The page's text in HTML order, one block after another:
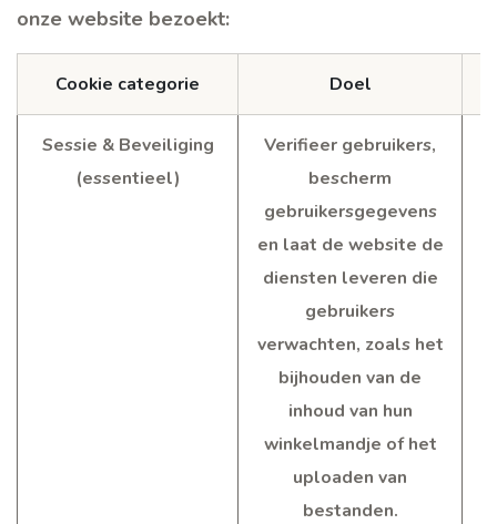
onze website bezoekt:
Cookie categorie Doel
Sessie & Beveiliging
(essentieel)
Verifieer gebruikers,
bescherm
gebruikersgegevens
en laat de website de
diensten leveren die
gebruikers
verwachten, zoals het
bijhouden van de
inhoud van hun
winkelmandje of het
uploaden van
bestanden.